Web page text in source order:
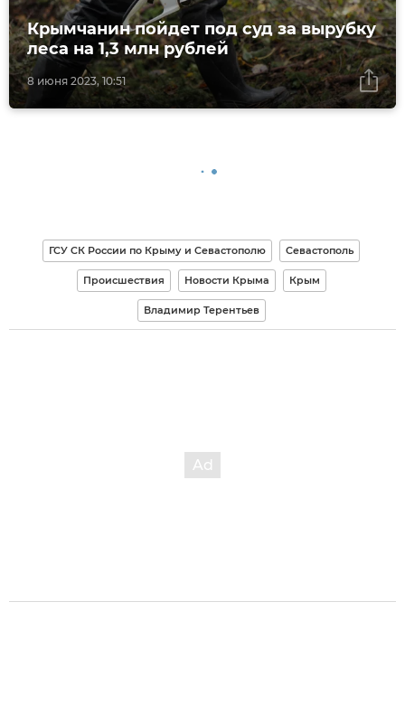
8 июня 2023, 10:51
Крымчанин пойдет под суд за вырубку
леса на 1,3 млн рублей
ГСУ СК России по Крыму и Севастополю Севастополь
Происшествия Новости Крыма Крым
Владимир Терентьев